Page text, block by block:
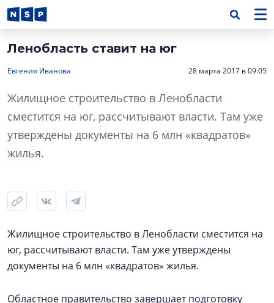
Ленобласть ставит на юг
Евгения Иванова 28 марта 2017 в 09:05
Жилищное строительство в Ленобласти
сместится на юг, рассчитывают власти. Там уже
утверждены документы на 6 млн «квадратов»
жилья.
Жилищное строительство в Ленобласти сместится на
юг, рассчитывают власти. Там уже утверждены
документы на 6 млн «квадратов» жилья.
Областное правительство завершает подготовку